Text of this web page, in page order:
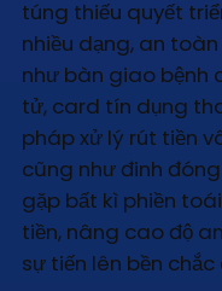
túng thiếu quyết
nhiều dạng, an
như bàn giao bệnh
tử, card tín dụng
pháp xử lý rút tiền
cũng như đinh
gặp bất kì phiền
tiền, nâng cao độ
sự tiến lên bền